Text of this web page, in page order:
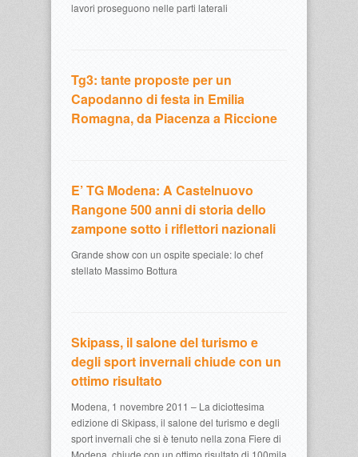
lavori proseguono nelle parti laterali
Tg3: tante proposte per un
Capodanno di festa in Emilia
Romagna, da Piacenza a Riccione
E’ TG Modena: A Castelnuovo
Rangone 500 anni di storia dello
zampone sotto i riflettori nazionali
Grande show con un ospite speciale: lo chef
stellato Massimo Bottura
Skipass, il salone del turismo e
degli sport invernali chiude con un
ottimo risultato
Modena, 1 novembre 2011 – La diciottesima
edizione di Skipass, il salone del turismo e degli
sport invernali che si è tenuto nella zona Fiere di